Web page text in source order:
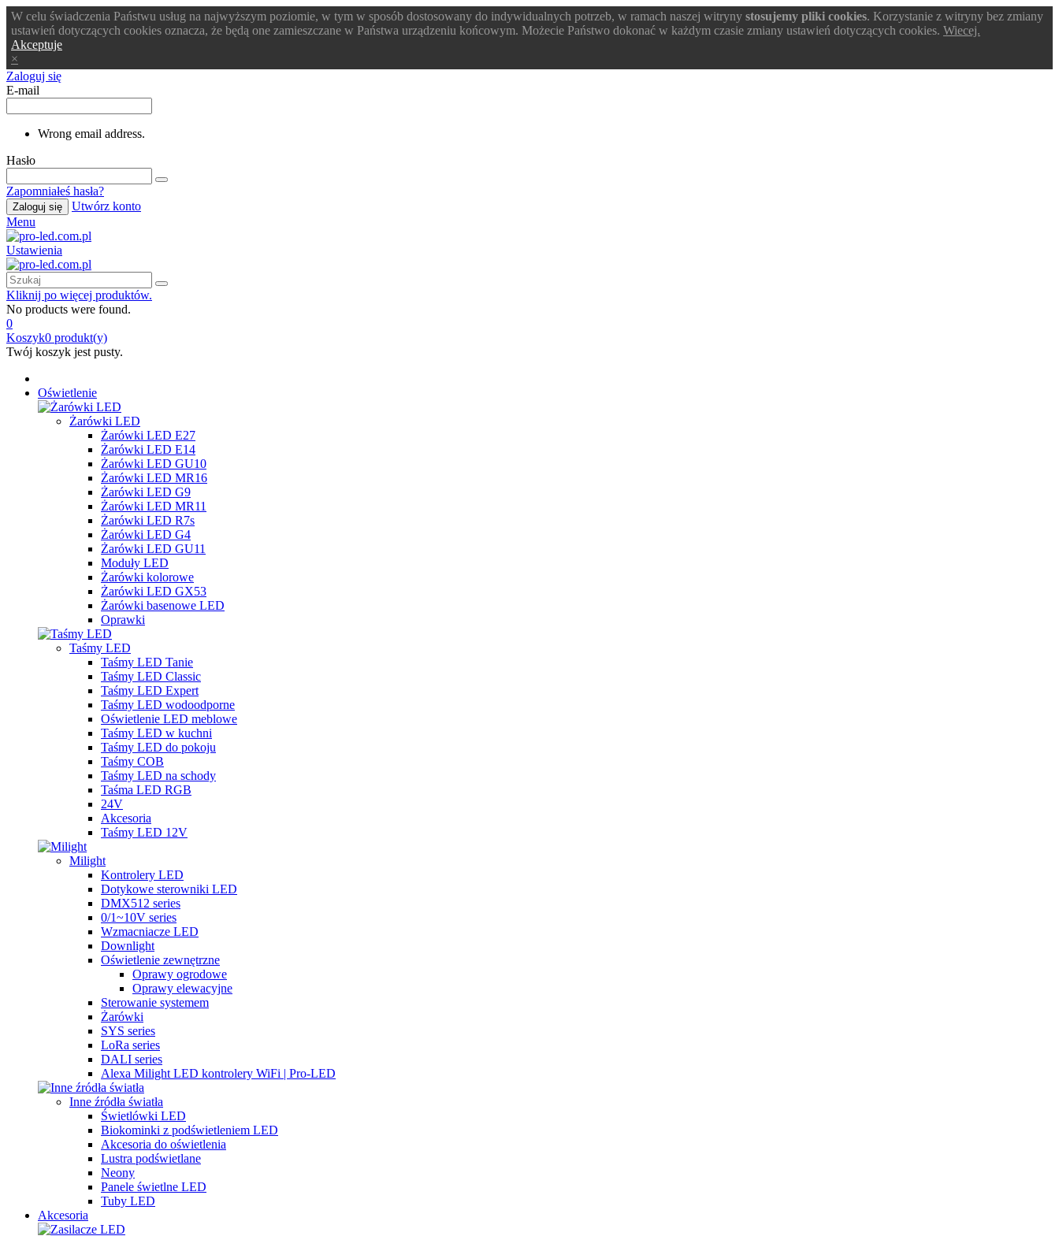
W celu świadczenia Państwu usług na najwyższym poziomie, w tym w sposób dostosowany do indywidualnych potrzeb, w ramach naszej witryny stosujemy pliki cookies. Korzystanie z witryny bez zmiany
ustawień dotyczących cookies oznacza, że będą one zamieszczane w Państwa urządzeniu końcowym. Możecie Państwo dokonać w każdym czasie zmiany ustawień dotyczących cookies. Wiecej.
Akceptuje
×
Zaloguj się
E-mail
Wrong email address.
Hasło
Zapomniałeś hasła?
Zaloguj się
Utwórz konto
Menu
Ustawienia
Kliknij po więcej produktów.
No products were found.
0
Koszyk0 produkt(y)
Twój koszyk jest pusty.
Oświetlenie
Żarówki LED
Żarówki LED E27
Żarówki LED E14
Żarówki LED GU10
Żarówki LED MR16
Żarówki LED G9
Żarówki LED MR11
Żarówki LED R7s
Żarówki LED G4
Żarówki LED GU11
Moduły LED
Żarówki kolorowe
Żarówki LED GX53
Żarówki basenowe LED
Oprawki
Taśmy LED
Taśmy LED Tanie
Taśmy LED Classic
Taśmy LED Expert
Taśmy LED wodoodporne
Oświetlenie LED meblowe
Taśmy LED w kuchni
Taśmy LED do pokoju
Taśmy COB
Taśmy LED na schody
Taśma LED RGB
24V
Akcesoria
Taśmy LED 12V
Milight
Kontrolery LED
Dotykowe sterowniki LED
DMX512 series
0/1~10V series
Wzmacniacze LED
Downlight
Oświetlenie zewnętrzne
Oprawy ogrodowe
Oprawy elewacyjne
Sterowanie systemem
Żarówki
SYS series
LoRa series
DALI series
Alexa Milight LED kontrolery WiFi | Pro-LED
Inne źródła światła
Świetlówki LED
Biokominki z podświetleniem LED
Akcesoria do oświetlenia
Lustra podświetlane
Neony
Panele świetlne LED
Tuby LED
Akcesoria